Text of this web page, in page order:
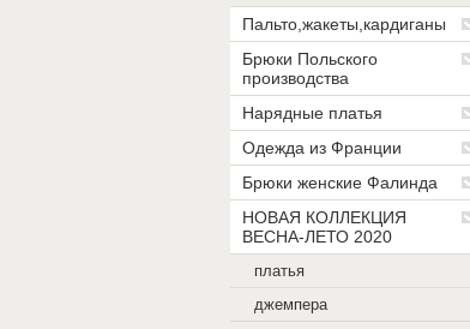
Пальто,жакеты,кардиганы
Брюки Польского
производства
Нарядные платья
Одежда из Франции
Брюки женские Фалинда
НОВАЯ КОЛЛЕКЦИЯ
ВЕСНА-ЛЕТО 2020
платья
джемпера